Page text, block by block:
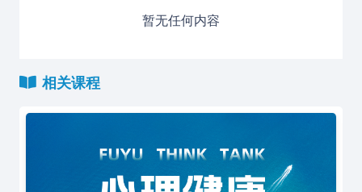
暂无任何内容
相关课程